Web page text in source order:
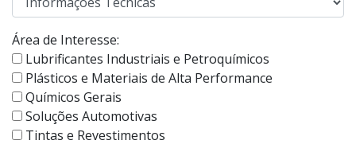
Área de Interesse:
Lubrificantes Industriais e Petroquímicos
Plásticos e Materiais de Alta Performance
Químicos Gerais
Soluções Automotivas
Tintas e Revestimentos